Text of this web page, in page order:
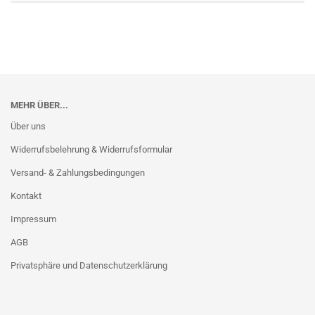
MEHR ÜBER...
Über uns
Widerrufsbelehrung & Widerrufsformular
Versand- & Zahlungsbedingungen
Kontakt
Impressum
AGB
Privatsphäre und Datenschutzerklärung